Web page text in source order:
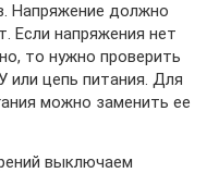
Напряжение должно
Если напряжения нет
то нужно проверить
или цепь питания. Для
можно заменить ее
выключаем